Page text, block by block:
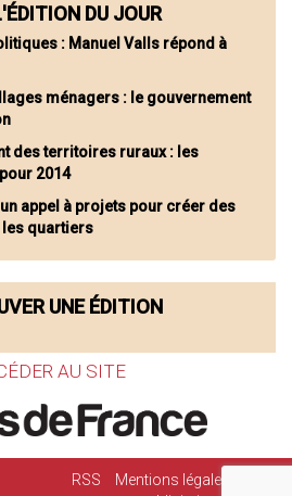
DU JOUR
: Manuel Valls répond à
ménagers : le gouvernement
des territoires ruraux : les
2014
appel à projets pour créer des
quartiers
UNE ÉDITION
AU SITE
RSS Mentions légales